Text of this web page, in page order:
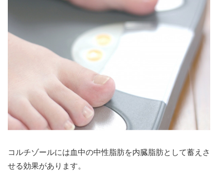
コルチゾールには血中の中性脂肪を内臓脂肪として蓄えさ
せる効果があります。